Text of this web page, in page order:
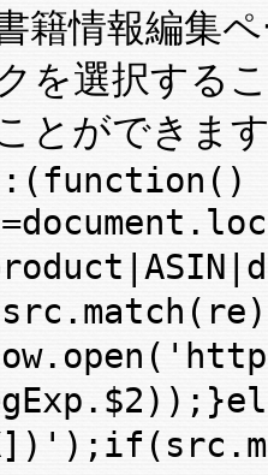
籍情報編集
を選択する
とができま